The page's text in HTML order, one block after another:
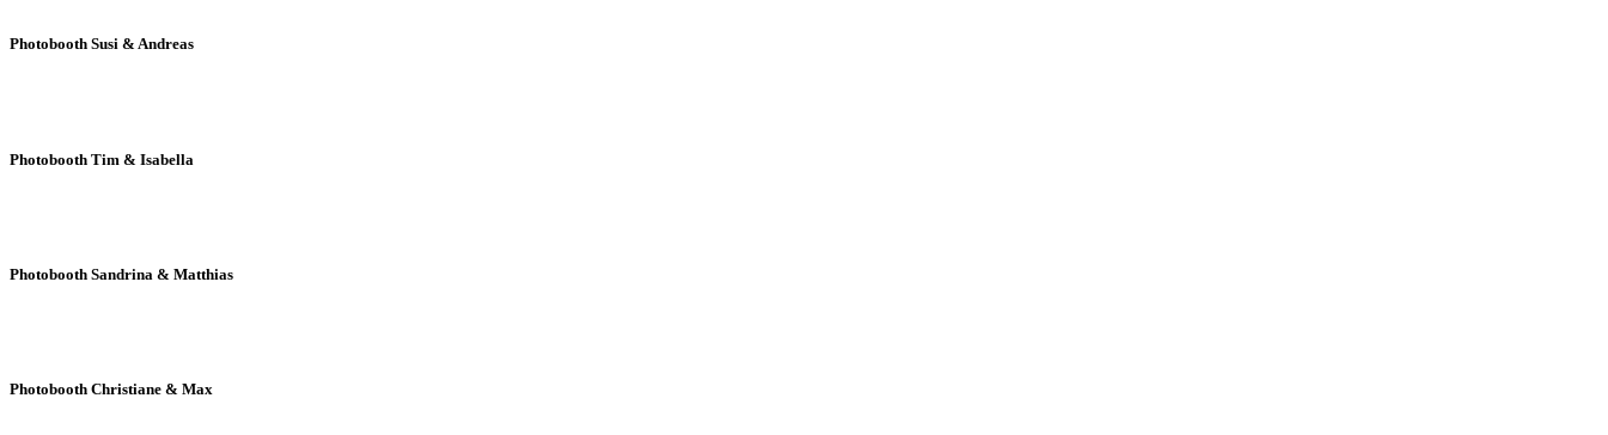
Photobooth Susi & Andreas
Photobooth Tim & Isabella
Photobooth Sandrina & Matthias
Photobooth Christiane & Max